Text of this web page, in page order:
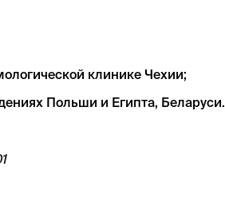
клинике Чехии;
Польши и Египта, Беларуси.